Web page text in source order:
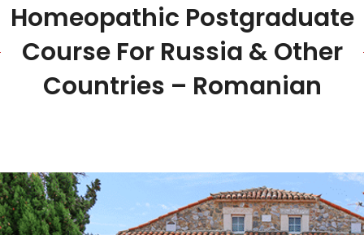
Homeopathic Postgraduate
Course For Russia & Other
Countries – Romanian